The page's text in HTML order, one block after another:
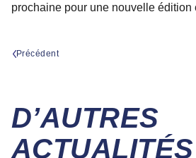
prochaine pour une nouvelle édition
Précédent
D’AUTRES
ACTUALITÉS